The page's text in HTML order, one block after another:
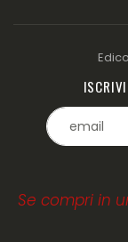
Se compri in